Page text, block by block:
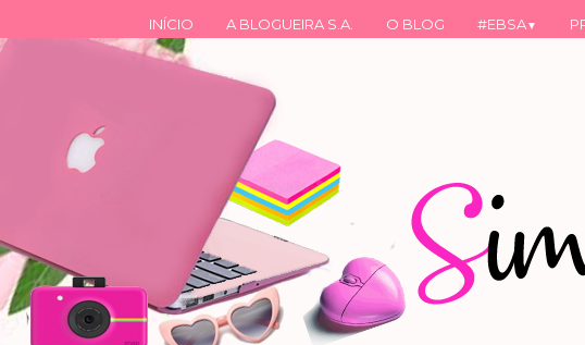
INÍCIO A BLOGUEIRA S.A. O BLOG #EBSA▼